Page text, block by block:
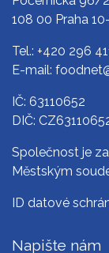
108 00 Praha
Tel.: +420 296
E-mail:
IČ: 63110652
DIČ:
Společnost je
Městským
ID datové
Napište nám